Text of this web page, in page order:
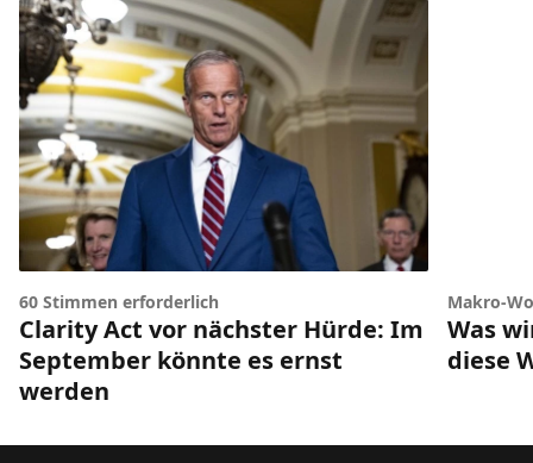
60 Stimmen erforderlich
Clarity Act vor nächster Hürde: Im
September könnte es ernst
werden
Makro-
Was
diese